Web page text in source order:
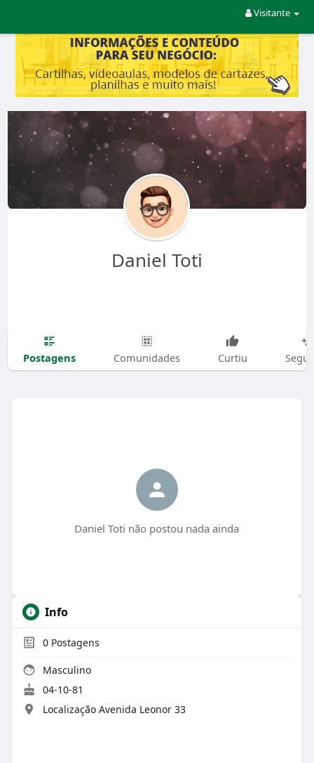
Visitante
Daniel Toti
Postagens Comunidades Curtiu
Daniel Toti não postou nada ainda
Info
0Postagens
Masculino
04-10-81
Localização Avenida Leonor 33